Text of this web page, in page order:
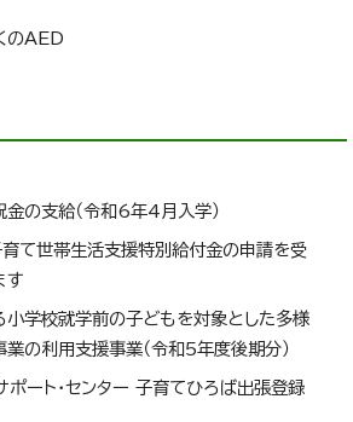
のAED
の支給（令和6年4月入学）
て世帯生活支援特別給付金の申請を受
す
小学校就学前の子どもを対象とした多様
の利用支援事業（令和5年度後期分）
ポート・センター 子育てひろば出張登録